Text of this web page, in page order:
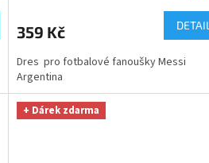
359 Kč DETAIL
Dres pro fotbalové fanoušky Messi
Argentina
+ Dárek zdarma